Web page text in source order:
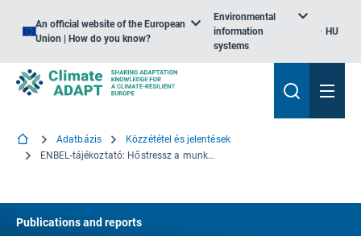
An official website of the European
Union | How do you know?
Environmental
information
systems
HU
Adatbázis
Közzététel és jelentések
ENBEL-tájékoztató: Hőstressz a munkahelyen Európában
Publications and reports